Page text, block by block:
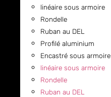
linéaire sous armoire
Rondelle
Ruban au DEL
Profilé aluminium
Encastré sous armoire
linéaire sous armoire
Rondelle
Ruban au DEL